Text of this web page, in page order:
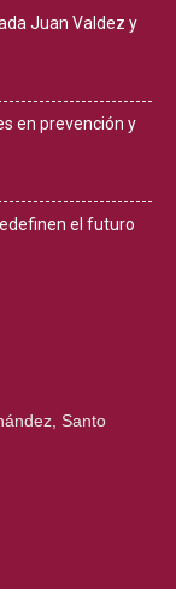
Juan Valdez y
en prevención y
el futuro
Santo